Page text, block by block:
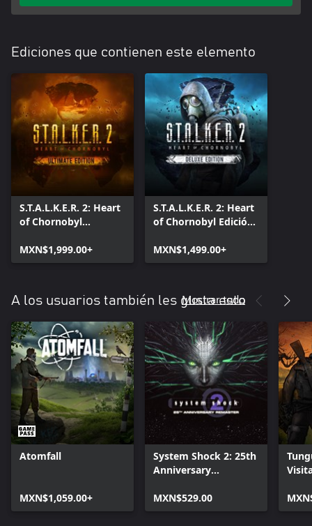
Ediciones que contienen este elemento
S.T.A.L.K.E.R. 2: Heart
of Chornobyl
MXN$1,999.00+
S.T.A.L.K.E.R. 2: Heart
of Chornobyl Edición
MXN$1,499.00+
A los usuarios también les gusta esto
Mostrar todo
Atomfall
MXN$1,059.00+
System Shock 2: 25th
Anniversary
MXN$529.00